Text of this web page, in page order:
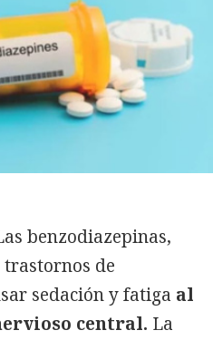
benzodiazepinas,
de
sedación y fatiga al
central. La